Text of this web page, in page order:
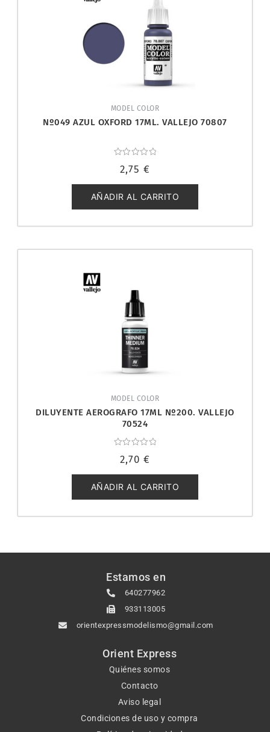
MODEL COLOR
Nº049 AZUL OXFORD 17ML. VALLEJO 70807
con
de
5
2,75 €
AÑADIR AL CARRITO
MODEL COLOR
DILUYENTE AEROGRAFO 17ML Nº200. VALLEJO
70524
con
de
5
2,70 €
AÑADIR AL CARRITO
Estamos en
640277962
933113005
orientexpressmodelismo@gmail.com
Orient Express
Quiénes somos
Contacto
Aviso legal
Condiciones de uso y compra